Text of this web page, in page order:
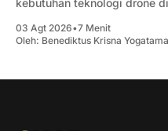
kebutuhan teknologi drone
03 Agt 2026•7 Menit
Oleh: Benediktus Krisna Yogatama